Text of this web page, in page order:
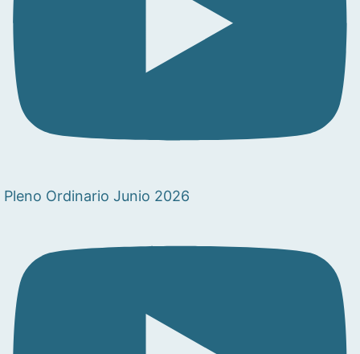
Pleno Ordinario Junio 2026